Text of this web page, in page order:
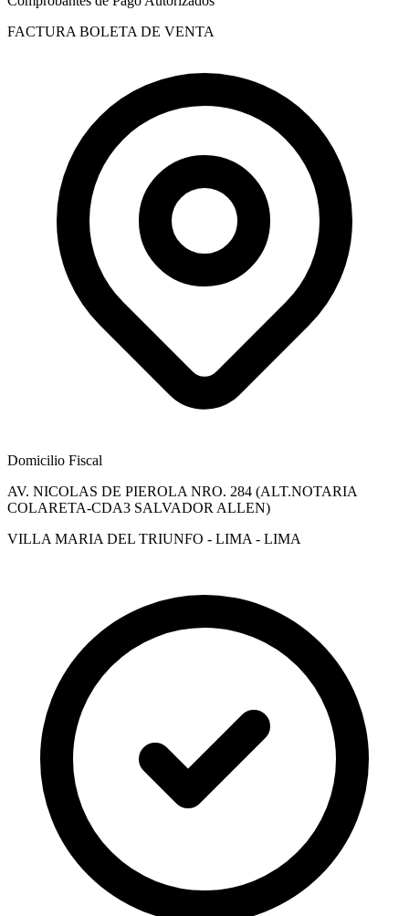
FACTURA BOLETA DE VENTA
Domicilio Fiscal
AV. NICOLAS DE PIEROLA NRO. 284 (ALT.NOTARIA
COLARETA-CDA3 SALVADOR ALLEN)
VILLA MARIA DEL TRIUNFO - LIMA - LIMA